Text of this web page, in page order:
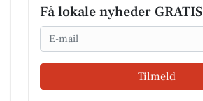
Få lokale nyheder GRATIS
Email
Tilmeld